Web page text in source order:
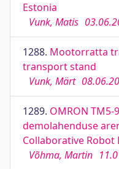
Estonia
Vunk, Matis
1288. Mootorratta
transport stand
Vunk, Märt
1289. OMRON
demolahenduse
Collaborative
Võhma, Martin